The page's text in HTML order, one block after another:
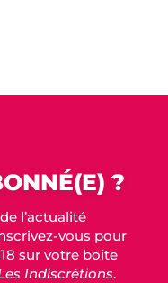
?
l’actualité
vous pour
sur votre boîte
Indiscrétions.